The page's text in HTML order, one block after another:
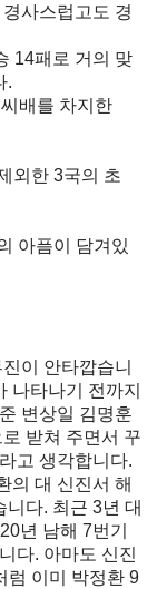
사스럽고도 경
14패로 거의 맞
.
배를 차지한
외한 3국의 초
아픔이 담겨있
이 안타깝습니
나타나기 전까지
변상일 김명훈
받쳐 주면서 꾸
고 생각합니다.
의 대 신진서 해
다. 최근 3년 대
년 남해 7번기
다. 아마도 신진
럼 이미 박정환 9